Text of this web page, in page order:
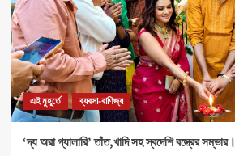
এই মুহূর্তে ব্যবসা-বাণিজ্য
‘দ্য অরা গ্যালারি’ তাঁত,খাদি সহ স্বদেশি বস্ত্রের সম্ভার।